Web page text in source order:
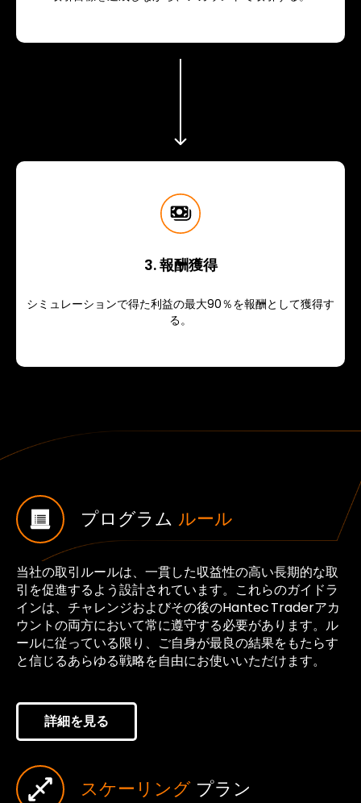
3. 報酬獲得
シミュレーションで得た利益の最大90％を報酬として獲得す
る。
プログラム ルール
当社の取引ルールは、一貫した収益性の高い長期的な取
引を促進するよう設計されています。これらのガイドラ
インは、チャレンジおよびその後のHantec Traderアカ
ウントの両方において常に遵守する必要があります。ル
ールに従っている限り、ご自身が最良の結果をもたらす
と信じるあらゆる戦略を自由にお使いいただけます。
詳細を見る
スケーリング プラン